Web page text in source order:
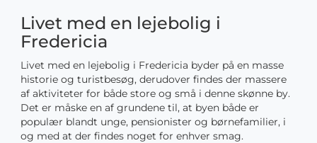
Livet med en lejebolig i
Fredericia
Livet med en lejebolig i Fredericia byder på en masse
historie og turistbesøg, derudover findes der massere
af aktiviteter for både store og små i denne skønne by.
Det er måske en af grundene til, at byen både er
populær blandt unge, pensionister og børnefamilier, i
og med at der findes noget for enhver smag.